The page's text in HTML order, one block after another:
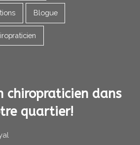
Blogue
chiropraticien dans
quartier!